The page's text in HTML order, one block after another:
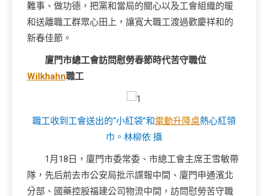
難事、做功德，把黨和當局的關心以及工會組織的暖
和送離職工群眾心田上，讓寬大職工渡過歡慶祥和的
新春佳節。
廈門市總工會訪問慰勞春節時代苦守職位
Wilkhahn職工
職工收到工會送出的“小紅袋”和電動升降桌熱心紅領
巾。林柳依 攝
1月18日，廈門市委常委、市總工會主席王雪敏帶
隊，先后前去市公安局批示諜報中間、廈門申通濱北
分部、國藥控股福建公司物流中間，訪問慰勞苦守職